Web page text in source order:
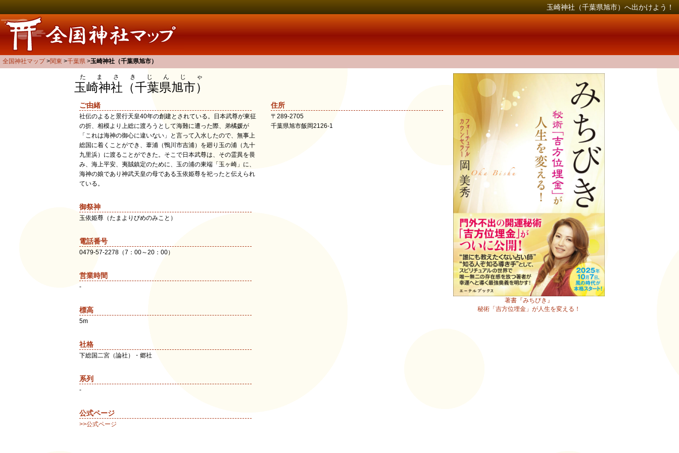
玉崎神社（千葉県旭市）へ出かけよう！
全国神社マップ 関東 千葉県 玉崎神社（千葉県旭市）
著書『みちびき』
秘術「吉方位埋金」が人生を変える！
玉崎神社（千葉県旭市）
たまさきじんじゃ
ご由緒
社伝のよると景行天皇40年の創建とされている。日本武尊が東征
の折、相模より上総に渡ろうとして海難に遭った際、弟橘媛が
「これは海神の御心に違いない」と言って入水したので、無事上
総国に着くことができ、葦浦（鴨川市吉浦）を廻り玉の浦（九十
九里浜）に渡ることができた。そこで日本武尊は、その霊異を畏
み、海上平安、夷賊鎮定のために、玉の浦の東端「玉ヶ崎」に、
海神の娘であり神武天皇の母である玉依姫尊を祀ったと伝えられ
ている。
住所
〒 289-2705
千葉県旭市飯岡2126-1
御祭神
玉依姫尊（たまよりびめのみこと）
電話番号
0479-57-2278（7：00～20：00）
営業時間
-
標高
5m
社格
下総国二宮（論社）・郷社
系列
-
公式ページ
>>公式ページ